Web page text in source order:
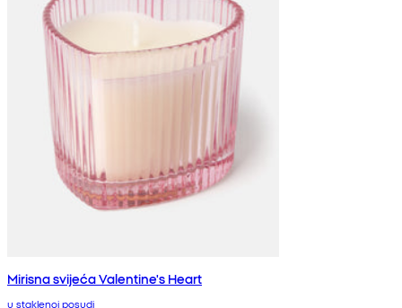
Mirisna svijeća Valentine's Heart
u staklenoj posudi